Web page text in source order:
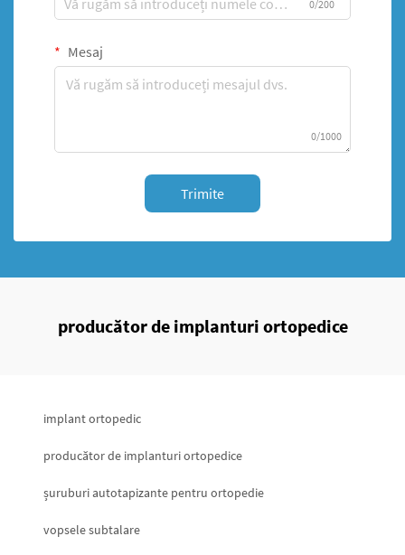
0/200
Mesaj
0/1000
Trimite
producător de implanturi ortopedice
implant ortopedic
producător de implanturi ortopedice
șuruburi autotapizante pentru ortopedie
vopsele subtalare